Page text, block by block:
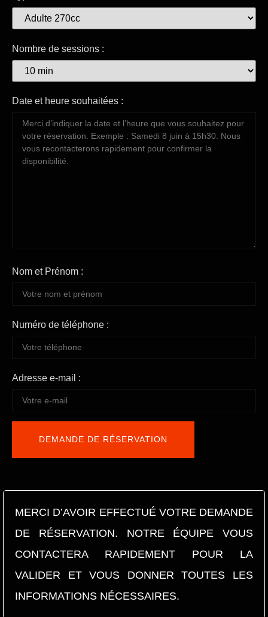
Nombre de sessions :
Date et heure souhaitées :
Nom et Prénom :
Numéro de téléphone :
Adresse e-mail :
MERCI D’AVOIR EFFECTUÉ VOTRE DEMANDE
DE RÉSERVATION. NOTRE ÉQUIPE VOUS
CONTACTERA RAPIDEMENT POUR LA
VALIDER ET VOUS DONNER TOUTES LES
INFORMATIONS NÉCESSAIRES.